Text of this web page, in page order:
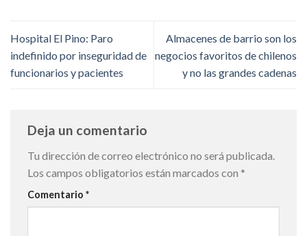
Hospital El Pino: Paro
indefinido por inseguridad de
funcionarios y pacientes
Almacenes de barrio son los
negocios favoritos de chilenos
y no las grandes cadenas
Deja un comentario
Tu dirección de correo electrónico no será publicada.
Los campos obligatorios están marcados con *
Comentario *